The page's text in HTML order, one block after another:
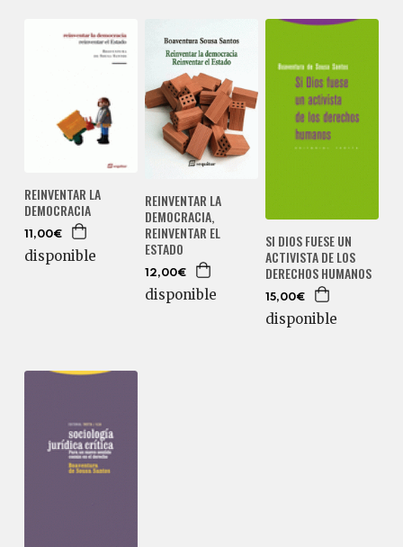
REINVENTAR LA
DEMOCRACIA
11,00€
disponible
REINVENTAR LA
DEMOCRACIA,
REINVENTAR EL
ESTADO
12,00€
disponible
SI DIOS FUESE UN
ACTIVISTA DE LOS
DERECHOS HUMANOS
15,00€
disponible